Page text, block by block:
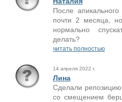
После
почти 2 месяца,
нормально
делать?
читать полностью
14 апреля 2022 г.
Лина
Сделали
со смещением